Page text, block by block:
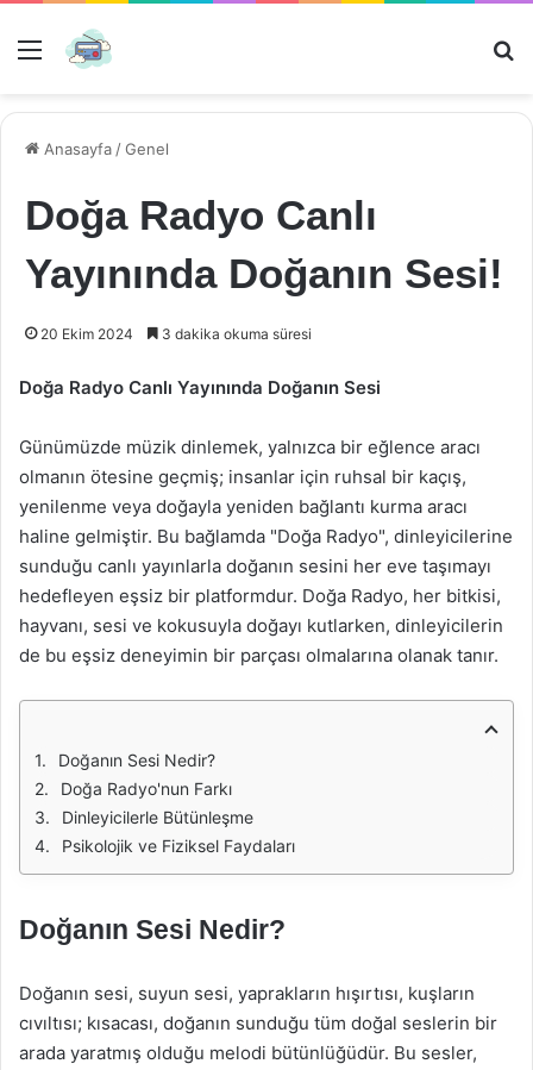
Menü
Anasayfa /Genel
Doğa Radyo Canlı
Yayınında Doğanın Sesi!
20 Ekim 2024 3 dakika okuma süresi
Doğa Radyo Canlı Yayınında Doğanın Sesi
Günümüzde müzik dinlemek, yalnızca bir eğlence aracı
olmanın ötesine geçmiş; insanlar için ruhsal bir kaçış,
yenilenme veya doğayla yeniden bağlantı kurma aracı
haline gelmiştir. Bu bağlamda "Doğa Radyo", dinleyicilerine
sunduğu canlı yayınlarla doğanın sesini her eve taşımayı
hedefleyen eşsiz bir platformdur. Doğa Radyo, her bitkisi,
hayvanı, sesi ve kokusuyla doğayı kutlarken, dinleyicilerin
de bu eşsiz deneyimin bir parçası olmalarına olanak tanır.
Doğanın Sesi Nedir?
Doğa Radyo'nun Farkı
Dinleyicilerle Bütünleşme
Psikolojik ve Fiziksel Faydaları
Doğanın Sesi Nedir?
Doğanın sesi, suyun sesi, yaprakların hışırtısı, kuşların
cıvıltısı; kısacası, doğanın sunduğu tüm doğal seslerin bir
arada yaratmış olduğu melodi bütünlüğüdür. Bu sesler,